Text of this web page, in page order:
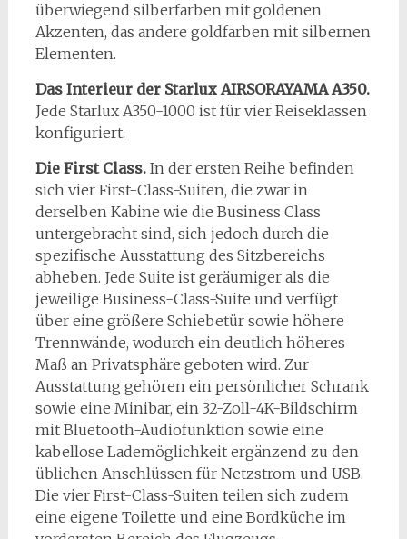
überwiegend silberfarben mit goldenen
Akzenten, das andere goldfarben mit silbernen
Elementen.
Das Interieur der Starlux AIRSORAYAMA A350.
Jede Starlux A350-1000 ist für vier Reiseklassen
konfiguriert.
Die First Class.In der ersten Reihe befinden
sich vier First-Class-Suiten, die zwar in
derselben Kabine wie die Business Class
untergebracht sind, sich jedoch durch die
spezifische Ausstattung des Sitzbereichs
abheben. Jede Suite ist geräumiger als die
jeweilige Business-Class-Suite und verfügt
über eine größere Schiebetür sowie höhere
Trennwände, wodurch ein deutlich höheres
Maß an Privatsphäre geboten wird. Zur
Ausstattung gehören ein persönlicher Schrank
sowie eine Minibar, ein 32-Zoll-4K-Bildschirm
mit Bluetooth-Audiofunktion sowie eine
kabellose Lademöglichkeit ergänzend zu den
üblichen Anschlüssen für Netzstrom und USB.
Die vier First-Class-Suiten teilen sich zudem
eine eigene Toilette und eine Bordküche im